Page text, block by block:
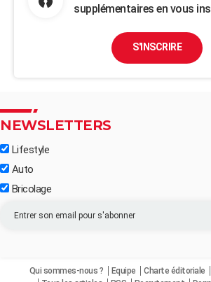
supplémentaires en vous
S'INSCRIRE
NEWSLETTERS
Lifestyle
Auto
Bricolage
Qui sommes-nous ? Equipe Charte éditoriale